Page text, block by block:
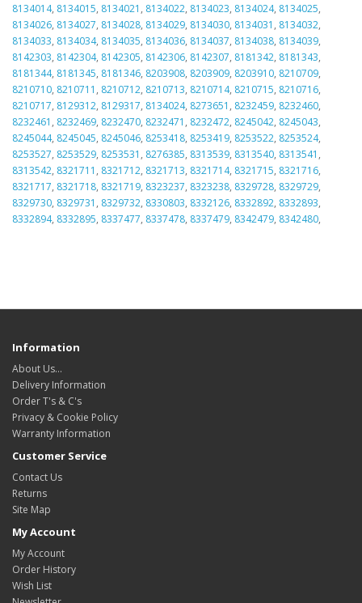
8134014, 8134015, 8134021 , 8134022, 8134023, 8134024, 8134025,
8134026, 8134027, 8134028, 8134029, 8134030, 8134031 , 8134032,
8134033, 8134034, 8134035, 8134036, 8134037, 8134038, 8134039,
8142303, 8142304, 8142305, 8142306, 8142307, 8181342, 8181343,
8181344, 8181345, 8181346, 8203908, 8203909, 8203910, 8210709,
8210710, 8210711 , 8210712, 8210713, 8210714, 8210715, 8210716,
8210717, 8129312, 8129317, 8134024, 8273651 , 8232459, 8232460,
8232461 , 8232469, 8232470, 8232471 , 8232472, 8245042, 8245043,
8245044, 8245045, 8245046, 8253418, 8253419, 8253522, 8253524,
8253527, 8253529, 8253531 , 8276385, 8313539, 8313540, 8313541 ,
8313542, 8321711 , 8321712, 8321713, 8321714, 8321715, 8321716,
8321717, 8321718, 8321719, 8323237, 8323238, 8329728, 8329729,
8329730, 8329731 , 8329732, 8330803, 8332126, 8332892, 8332893,
8332894, 8332895, 8337477, 8337478, 8337479, 8342479, 8342480,
Information
About Us…
Delivery Information
Order T's & C's
Privacy & Cookie Policy
Warranty Information
Customer Service
Contact Us
Returns
Site Map
My Account
My Account
Order History
Wish List